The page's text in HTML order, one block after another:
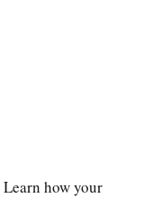
Learn how your